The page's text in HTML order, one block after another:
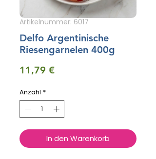
Artikelnummer: 6017
Delfo Argentinische
Riesengarnelen 400g
11,79 €Preis
Anzahl *
In den Warenkorb